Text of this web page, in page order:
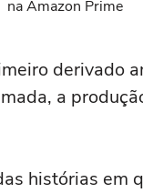
na Amazon Prime
derivado
a
histórias em